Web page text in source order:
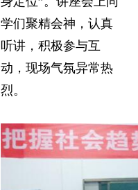
学们聚精会神，认真
听讲，积极参与互
动，现场气氛异常热
烈。